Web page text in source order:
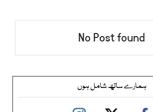
No Post found
ہمارے ساتھ شامل ہوں